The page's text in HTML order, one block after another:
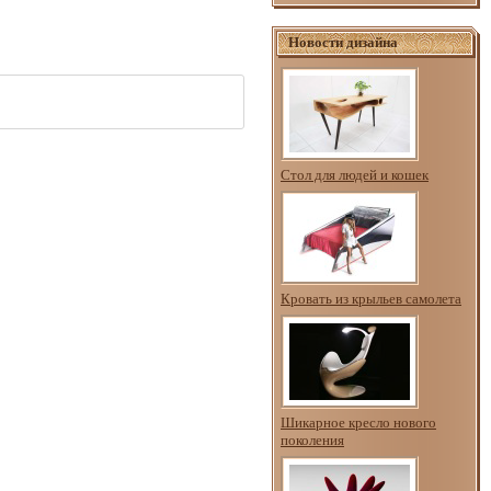
Новости дизайна
Стол для людей и кошек
Кровать из крыльев самолета
Шикарное кресло нового
поколения